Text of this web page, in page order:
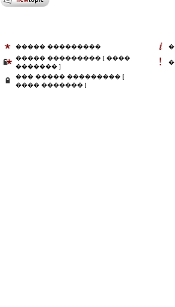
����� ���������
����� ��������� [ ����
������� ]
��� ����� ��������� [
���� ������� ]